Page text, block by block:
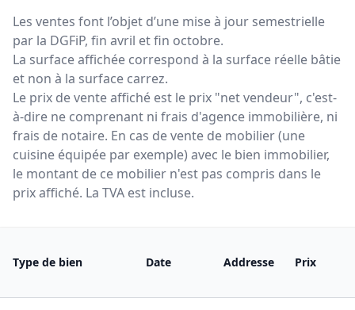
Les ventes font l’objet d’une mise à jour semestrielle
par la DGFiP, fin avril et fin octobre.
La surface affichée correspond à la surface réelle bâtie
et non à la surface carrez.
Le prix de vente affiché est le prix "net vendeur", c'est-
à-dire ne comprenant ni frais d'agence immobilière, ni
frais de notaire. En cas de vente de mobilier (une
cuisine équipée par exemple) avec le bien immobilier,
le montant de ce mobilier n'est pas compris dans le
prix affiché. La TVA est incluse.
Type de bien Date Addresse Prix